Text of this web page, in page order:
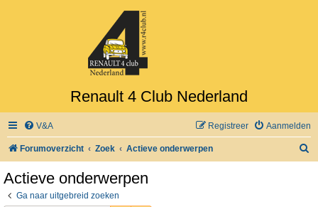
Renault 4 Club Nederland
V&A Aanmelden
Registreer
Forumoverzicht Zoek Actieve onderwerpen
Actieve onderwerpen
Ga naar uitgebreid zoeken